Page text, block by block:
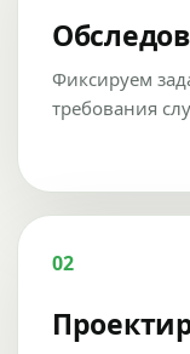
Фиксируем
требования
02